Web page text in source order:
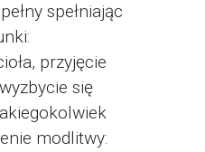
spełniając
przyjęcie
się
modlitwy: